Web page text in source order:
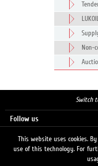
Non-
Switch
Follow us
This website uses cookies.
use of this technology. For